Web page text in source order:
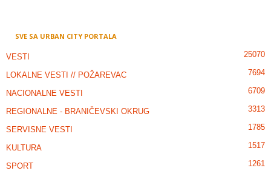
SVE SA URBAN CITY PORTALA
VESTI 25070
LOKALNE VESTI // POŽAREVAC 7694
NACIONALNE VESTI 6709
REGIONALNE - BRANIČEVSKI OKRUG 3313
SERVISNE VESTI 1785
KULTURA 1517
SPORT 1261